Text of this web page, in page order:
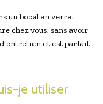
un bocal en verre.
chez vous, sans avoir
et est parfait
je utiliser